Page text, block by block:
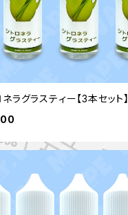
ラグラスティー【3本セット】